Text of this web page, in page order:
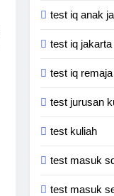
test iq anak
test iq
test iq remaja
test jurusan
test kuliah
test masuk
test masuk